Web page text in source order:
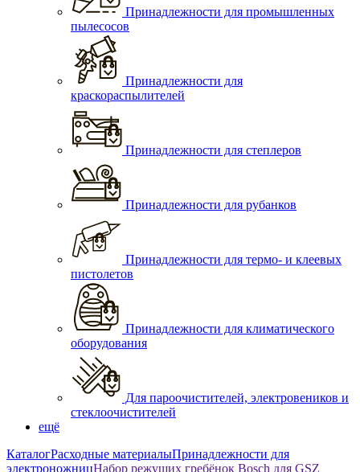
Принадлежности для промышленных
пылесосов
Принадлежности для
краскораспылителей
Принадлежности для степлеров
Принадлежности для рубанков
Принадлежности для термо- и клеевых
пистолетов
Принадлежности для климатического
оборудования
Для пароочистителей, электровеников и
стеклоочистителей
ещё
КаталогРасходные материалыПринадлежности для
электроножницНабор режущих гребёнок Bosch для GSZ